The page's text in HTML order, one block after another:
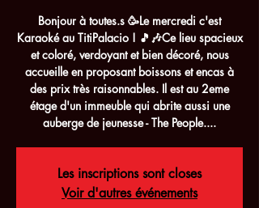
Bonjour à toutes.s 🥳Le mercredi c'est
Karaoké au TitiPalacio ! 🎵🎶Ce lieu spacieux
et coloré, verdoyant et bien décoré, nous
accueille en proposant boissons et encas à
des prix très raisonnables. Il est au 2eme
étage d'un immeuble qui abrite aussi une
auberge de jeunesse - The People....
Les inscriptions sont closes
Voir d'autres événements